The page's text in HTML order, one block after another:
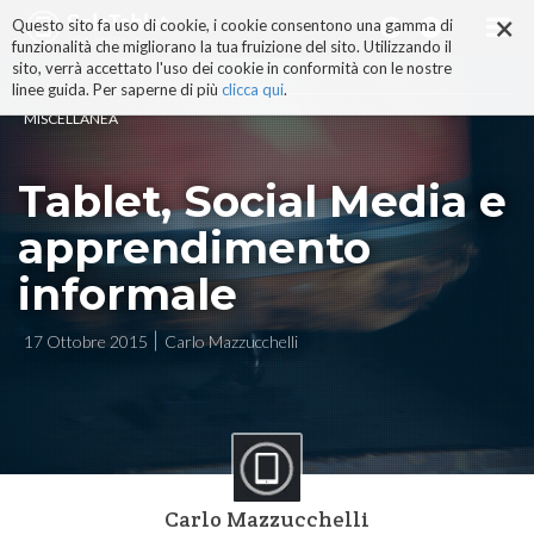
×
Questo sito fa uso di cookie, i cookie consentono una gamma di
funzionalità che migliorano la tua fruizione del sito. Utilizzando il
sito, verrà accettato l'uso dei cookie in conformità con le nostre
linee guida. Per saperne di più clicca qui.
ai
contenuti.
|
navigazione
MISCELLANEA
Tablet, Social Media e
apprendimento
informale
17 Ottobre 2015 Carlo Mazzucchelli
Carlo Mazzucchelli